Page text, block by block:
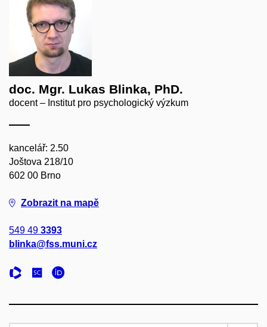
doc. Mgr. Lukas Blinka, PhD.
docent – Institut pro psychologický výzkum
kancelář: 2.50
Joštova 218/10
602 00 Brno
Zobrazit na mapě
549 49 3393
blinka@fss.muni.cz